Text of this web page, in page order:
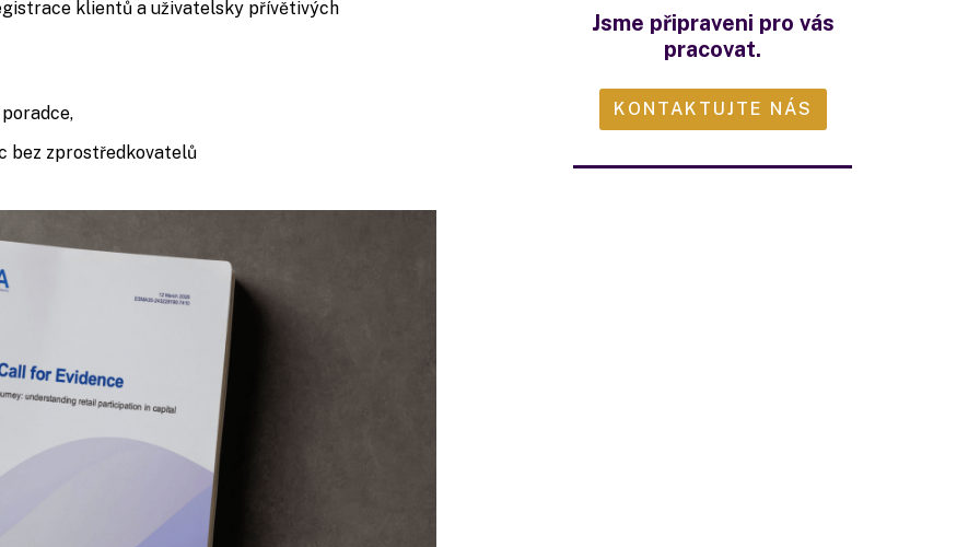
klientů a uživatelsky přívětivých
bez zprostředkovatelů
Jsme připraveni pro vás
pracovat.
KONTAKTUJTE NÁS